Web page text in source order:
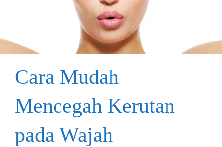
Cara Mudah
Mencegah Kerutan
pada Wajah